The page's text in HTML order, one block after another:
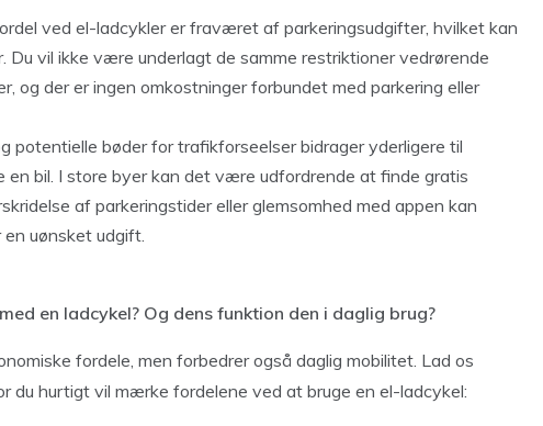
ved el-ladcykler er fraværet af parkeringsudgifter, hvilket kan
Du vil ikke være underlagt de samme restriktioner vedrørende
og der er ingen omkostninger forbundet med parkering eller
potentielle bøder for trafikforseelser bidrager yderligere til
en bil. I store byer kan det være udfordrende at finde gratis
af parkeringstider eller glemsomhed med appen kan
uønsket udgift.
en ladcykel? Og dens funktion den i daglig brug?
fordele, men forbedrer også daglig mobilitet. Lad os
du hurtigt vil mærke fordelene ved at bruge en el-ladcykel: